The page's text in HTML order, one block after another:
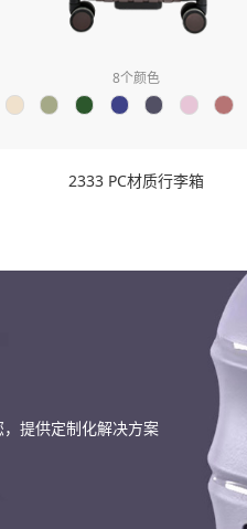
8个颜色
2333 PC材质行李箱
提供定制化解决方案